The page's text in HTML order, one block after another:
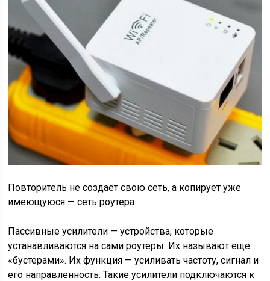
Повторитель не создаёт свою сеть, а копирует уже
имеющуюся — сеть роутера
Пассивные усилители — устройства, которые
устанавливаются на сами роутеры. Их называют ещё
«бустерами». Их функция — усиливать частоту, сигнал и
его направленность. Такие усилители подключаются к